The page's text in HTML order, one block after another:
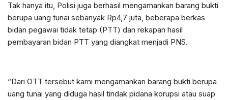
Tak hanya itu, Polisi juga berhasil mengamankan barang bukti
berupa uang tunai sebanyak Rp4,7 juta, beberapa berkas
bidan pegawai tidak tetap (PTT) dan rekapan hasil
pembayaran bidan PTT yang diangkat menjadi PNS.
“Dari OTT tersebut kami mengamankan barang bukti berupa
uang tunai yang diduga hasil tindak pidana korupsi atau suap